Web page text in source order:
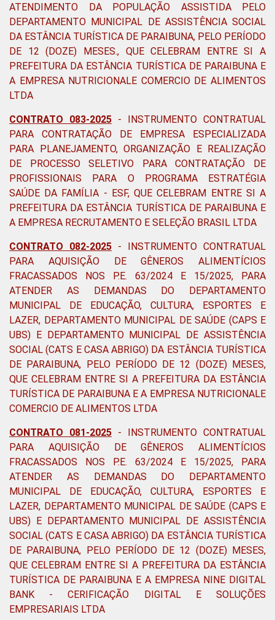
ATENDIMENTO DA POPULAÇÃO ASSISTIDA PELO
DEPARTAMENTO MUNICIPAL DE ASSISTÊNCIA SOCIAL
DA ESTÂNCIA TURÍSTICA DE PARAIBUNA, PELO PERÍODO
DE 12 (DOZE) MESES., QUE CELEBRAM ENTRE SI A
PREFEITURA DA ESTÂNCIA TURÍSTICA DE PARAIBUNA E
A EMPRESA NUTRICIONALE COMERCIO DE ALIMENTOS
LTDA
CONTRATO 083-2025 - INSTRUMENTO CONTRATUAL
PARA CONTRATAÇÃO DE EMPRESA ESPECIALIZADA
PARA PLANEJAMENTO, ORGANIZAÇÃO E REALIZAÇÃO
DE PROCESSO SELETIVO PARA CONTRATAÇÃO DE
PROFISSIONAIS PARA O PROGRAMA ESTRATÉGIA
SAÚDE DA FAMÍLIA - ESF, QUE CELEBRAM ENTRE SI A
PREFEITURA DA ESTÂNCIA TURÍSTICA DE PARAIBUNA E
A EMPRESA RECRUTAMENTO E SELEÇÃO BRASIL LTDA
CONTRATO 082-2025 - INSTRUMENTO CONTRATUAL
PARA AQUISIÇÃO DE GÊNEROS ALIMENTÍCIOS
FRACASSADOS NOS P.E. 63/2024 E 15/2025, PARA
ATENDER AS DEMANDAS DO DEPARTAMENTO
MUNICIPAL DE EDUCAÇÃO, CULTURA, ESPORTES E
LAZER, DEPARTAMENTO MUNICIPAL DE SAÚDE (CAPS E
UBS) E DEPARTAMENTO MUNICIPAL DE ASSISTÊNCIA
SOCIAL (CATS E CASA ABRIGO) DA ESTÂNCIA TURÍSTICA
DE PARAIBUNA, PELO PERÍODO DE 12 (DOZE) MESES,
QUE CELEBRAM ENTRE SI A PREFEITURA DA ESTÂNCIA
TURÍSTICA DE PARAIBUNA E A EMPRESA NUTRICIONALE
COMERCIO DE ALIMENTOS LTDA
CONTRATO 081-2025 - INSTRUMENTO CONTRATUAL
PARA AQUISIÇÃO DE GÊNEROS ALIMENTÍCIOS
FRACASSADOS NOS P.E. 63/2024 E 15/2025, PARA
ATENDER AS DEMANDAS DO DEPARTAMENTO
MUNICIPAL DE EDUCAÇÃO, CULTURA, ESPORTES E
LAZER, DEPARTAMENTO MUNICIPAL DE SAÚDE (CAPS E
UBS) E DEPARTAMENTO MUNICIPAL DE ASSISTÊNCIA
SOCIAL (CATS E CASA ABRIGO) DA ESTÂNCIA TURÍSTICA
DE PARAIBUNA, PELO PERÍODO DE 12 (DOZE) MESES,
QUE CELEBRAM ENTRE SI A PREFEITURA DA ESTÂNCIA
TURÍSTICA DE PARAIBUNA E A EMPRESA NINE DIGITAL
BANK - CERIFICAÇÃO DIGITAL E SOLUÇÕES
EMPRESARIAIS LTDA